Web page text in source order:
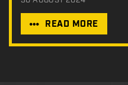
READ MORE